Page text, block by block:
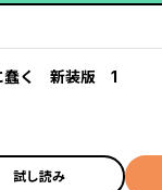
蠢く 新装版 1
試し読み